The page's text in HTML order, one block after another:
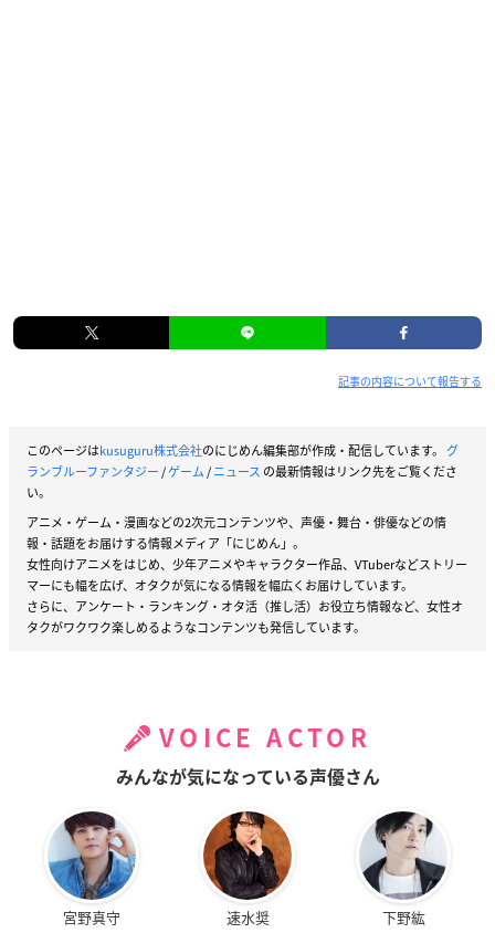
記事の内容について報告する
このページはkusuguru株式会社のにじめん編集部が作成・配信しています。 グ
ランブルーファンタジー/ゲーム/ニュース の最新情報はリンク先をご覧くださ
い。
アニメ・ゲーム・漫画などの2次元コンテンツや、声優・舞台・俳優などの情
報・話題をお届けする情報メディア「にじめん」。
女性向けアニメをはじめ、少年アニメやキャラクター作品、VTuberなどストリー
マーにも幅を広げ、オタクが気になる情報を幅広くお届けしています。
さらに、アンケート・ランキング・オタ活（推し活）お役立ち情報など、女性オ
タクがワクワク楽しめるようなコンテンツも発信しています。
VOICE ACTOR
みんなが気になっている声優さん
宮野真守 速水奨 下野紘